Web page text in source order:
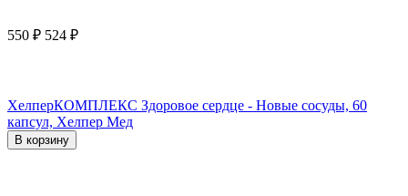
550 ₽ 524 ₽
ХелперКОМПЛЕКС Здоровое сердце - Новые сосуды, 60
капсул, Хелпер Мед
В корзину